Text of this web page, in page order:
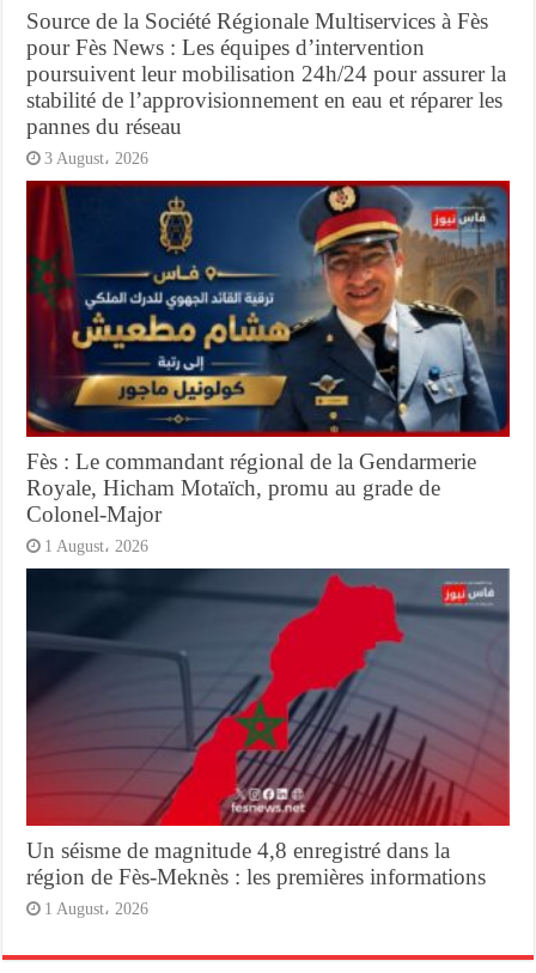
Source de la Société Régionale Multiservices à Fès
pour Fès News : Les équipes d’intervention
poursuivent leur mobilisation 24h/24 pour assurer la
stabilité de l’approvisionnement en eau et réparer les
pannes du réseau
3 August، 2026
Fès : Le commandant régional de la Gendarmerie
Royale, Hicham Motaïch, promu au grade de
Colonel-Major
1 August، 2026
Un séisme de magnitude 4,8 enregistré dans la
région de Fès-Meknès : les premières informations
1 August، 2026